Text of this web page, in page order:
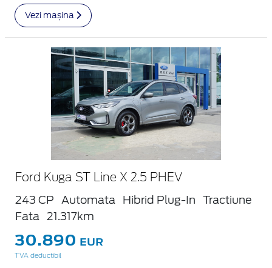
Vezi mașina
Ford Kuga ST Line X 2.5 PHEV
243 CP Automata Hibrid Plug-In
Tractiune
Fata 21.317km
30.890 EUR
TVA deductibil